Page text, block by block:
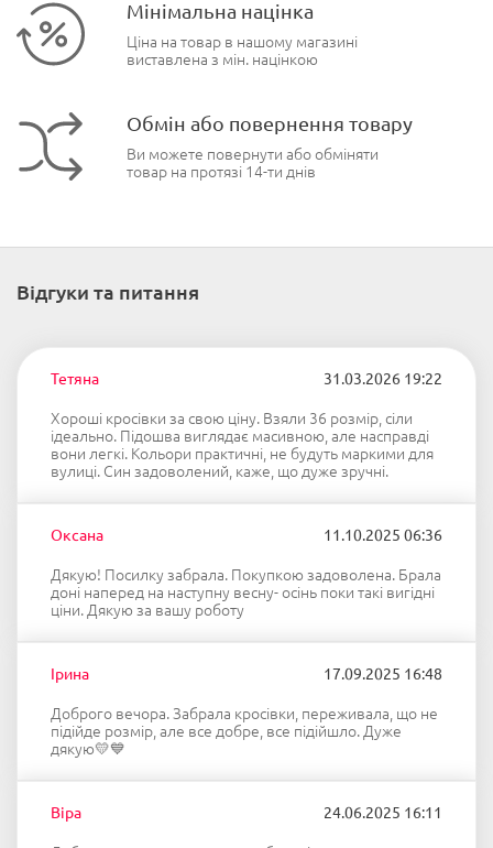
Мінімальна націнка
Ціна на товар в нашому магазині
виставлена з мін. націнкою
Обмін або повернення товару
Ви можете повернути або обміняти
товар на протязі 14-ти днів
Відгуки та питання
Тетяна 31.03.2026 19:22
Хороші кросівки за свою ціну. Взяли 36 розмір, сіли
ідеально. Підошва виглядає масивною, але насправді
вони легкі. Кольори практичні, не будуть маркими для
вулиці. Син задоволений, каже, що дуже зручні.
Оксана 11.10.2025 06:36
Дякую! Посилку забрала. Покупкою задоволена. Брала
доні наперед на наступну весну- осінь поки такі вигідні
ціни. Дякую за вашу роботу
Ірина 17.09.2025 16:48
Доброго вечора. Забрала кросівки, переживала, що не
підійде розмір, але все добре, все підійшло. Дуже
дякую💛💙
Віра 24.06.2025 16:11